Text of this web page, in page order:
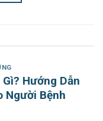
Hướng Dẫn
Người Bệnh